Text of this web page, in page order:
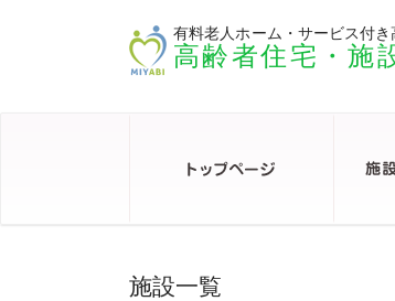
有料老人ホーム・サービス付
高齢者住宅・施
施設一覧